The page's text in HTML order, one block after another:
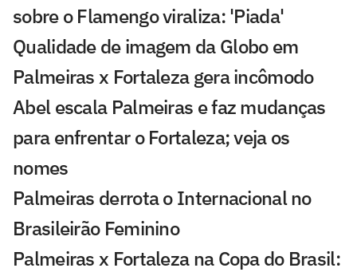
sobre o Flamengo viraliza: 'Piada'
Qualidade de imagem da Globo em
Palmeiras x Fortaleza gera incômodo
Abel escala Palmeiras e faz mudanças
para enfrentar o Fortaleza; veja os
nomes
Palmeiras derrota o Internacional no
Brasileirão Feminino
Palmeiras x Fortaleza na Copa do Brasil: